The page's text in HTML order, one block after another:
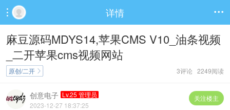
 详情 
麻豆源码MDYS14,苹果CMS V10_油条视频
_二开苹果cms视频网站
3评论 2249阅读
原创/二开 
关注楼主
创意电子 Lv.25 管理员
2023-12-27 18:37:25